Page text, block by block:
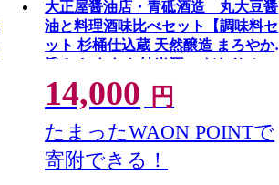
大正屋醤油店・青砥酒造 丸大豆醤
油と料理酒味比べセット【調味料セ
ット 杉桶仕込蔵 天然醸造 まろやか
旨み おすすめ 純米酒 こだわり セッ
ト 料理 キッチン 調味料 地元産 ギフ
ト 贈り物 島根県 安来市】【14-FC-
55】
14,000 円
たまったWAON POINTで
寄附できる！